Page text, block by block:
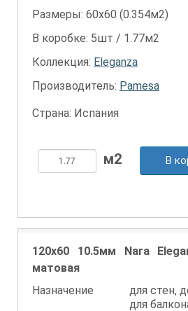
Размеры: 60х60 (0.354м2)
В коробке: 5шт / 1.77м2
Коллекция: Eleganza
Производитель: Pamesa
Страна: Испания
В
120x60 10.5мм Nara
матовая
Назначение
для стен,
для